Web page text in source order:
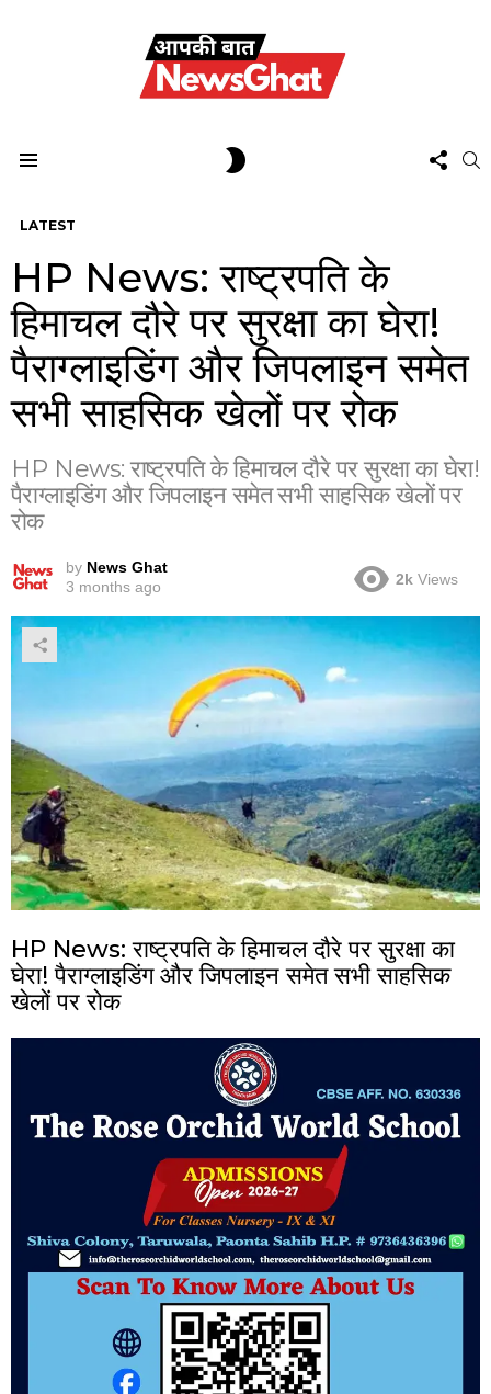
US
LATEST
HP News: राष्ट्रपति के
हिमाचल दौरे पर सुरक्षा का घेरा!
पैराग्लाइडिंग और जिपलाइन समेत
सभी साहसिक खेलों पर रोक
HP News: राष्ट्रपति के हिमाचल दौरे पर सुरक्षा का घेरा!
पैराग्लाइडिंग और जिपलाइन समेत सभी साहसिक खेलों पर
रोक
by News Ghat
3 months ago
2k Views
HP News: राष्ट्रपति के हिमाचल दौरे पर सुरक्षा का
घेरा! पैराग्लाइडिंग और जिपलाइन समेत सभी साहसिक
खेलों पर रोक